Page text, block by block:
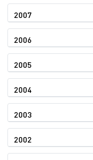
2007
2006
2005
2004
2003
2002